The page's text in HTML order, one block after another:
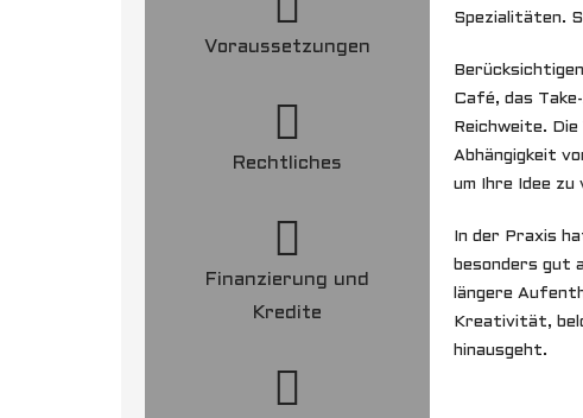
Voraussetzungen
Rechtliches
Finanzierung und
Kredite
Spezialitäten.
Café, das
Reichweite.
Abhängigkeit
um Ihre Idee zu
In der Praxis
besonders gut
längere
Kreativität,
hinausgeht.